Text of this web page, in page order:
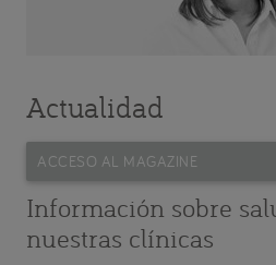
Actualidad
ACCESO AL MAGAZINE
Información sobre
nuestras clínicas